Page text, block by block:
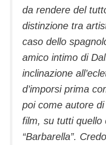
da rendere del
distinzione tra
caso dello
amico intimo di
inclinazione
d’imporsi prima
poi come autore
film, su tutti quello
“Barbarella”.